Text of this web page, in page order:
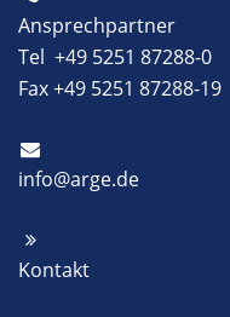
Ansprechpartner
Tel +49 5251 87288-0
Fax +49 5251 87288-19
info@arge.de
Kontakt